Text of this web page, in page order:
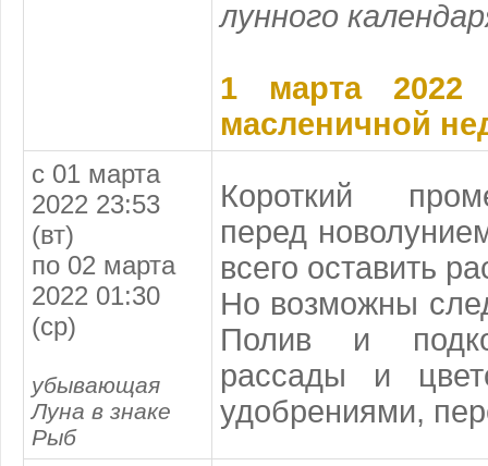
лунного
1 марта 2022
масленичной
с 01 марта
2022 23:53
(вт)
по 02 марта
2022 01:30
(ср)
убывающая
Луна в знаке
Рыб
Короткий
перед
всего оставить
Но возможны
Полив и
рассады и
удобрениями,